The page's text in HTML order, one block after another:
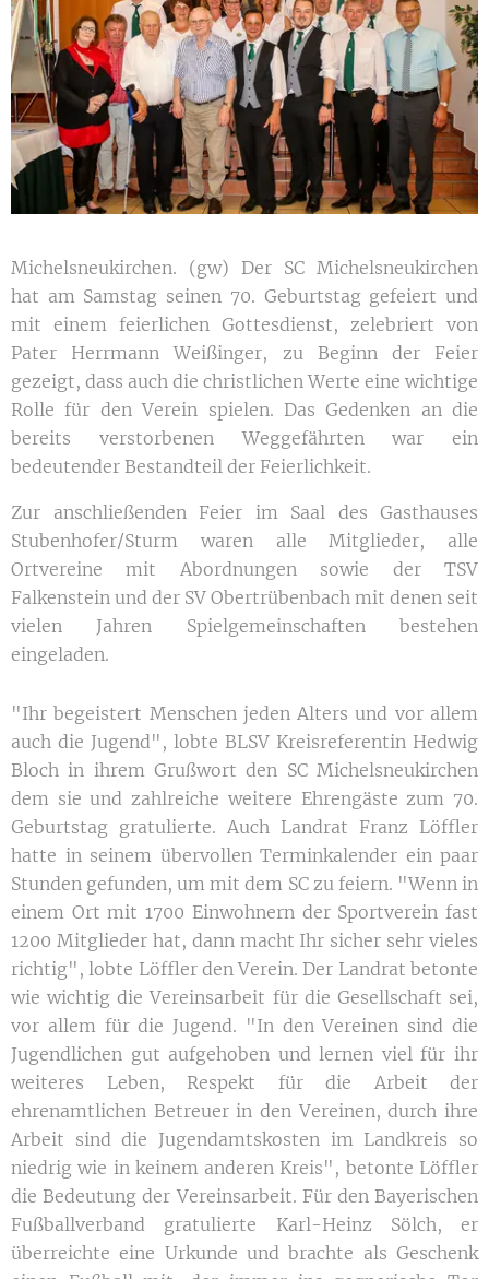
Michelsneukirchen. (gw) Der SC Michelsneukirchen
hat am Samstag seinen 70. Geburtstag gefeiert und
mit einem feierlichen Gottesdienst, zelebriert von
Pater Herrmann Weißinger, zu Beginn der Feier
gezeigt, dass auch die christlichen Werte eine wichtige
Rolle für den Verein spielen. Das Gedenken an die
bereits verstorbenen Weggefährten war ein
bedeutender Bestandteil der Feierlichkeit.
Zur anschließenden Feier im Saal des Gasthauses
Stubenhofer/Sturm waren alle Mitglieder, alle
Ortvereine mit Abordnungen sowie der TSV
Falkenstein und der SV Obertrübenbach mit denen seit
vielen Jahren Spielgemeinschaften bestehen
eingeladen.
"Ihr begeistert Menschen jeden Alters und vor allem
auch die Jugend", lobte BLSV Kreisreferentin Hedwig
Bloch in ihrem Grußwort den SC Michelsneukirchen
dem sie und zahlreiche weitere Ehrengäste zum 70.
Geburtstag gratulierte. Auch Landrat Franz Löffler
hatte in seinem übervollen Terminkalender ein paar
Stunden gefunden, um mit dem SC zu feiern. "Wenn in
einem Ort mit 1700 Einwohnern der Sportverein fast
1200 Mitglieder hat, dann macht Ihr sicher sehr vieles
richtig", lobte Löffler den Verein. Der Landrat betonte
wie wichtig die Vereinsarbeit für die Gesellschaft sei,
vor allem für die Jugend. "In den Vereinen sind die
Jugendlichen gut aufgehoben und lernen viel für ihr
weiteres Leben, Respekt für die Arbeit der
ehrenamtlichen Betreuer in den Vereinen, durch ihre
Arbeit sind die Jugendamtskosten im Landkreis so
niedrig wie in keinem anderen Kreis", betonte Löffler
die Bedeutung der Vereinsarbeit. Für den Bayerischen
Fußballverband gratulierte Karl-Heinz Sölch, er
überreichte eine Urkunde und brachte als Geschenk